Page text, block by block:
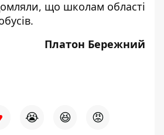
що школам області
Платон Бережний
😭 😆 😡